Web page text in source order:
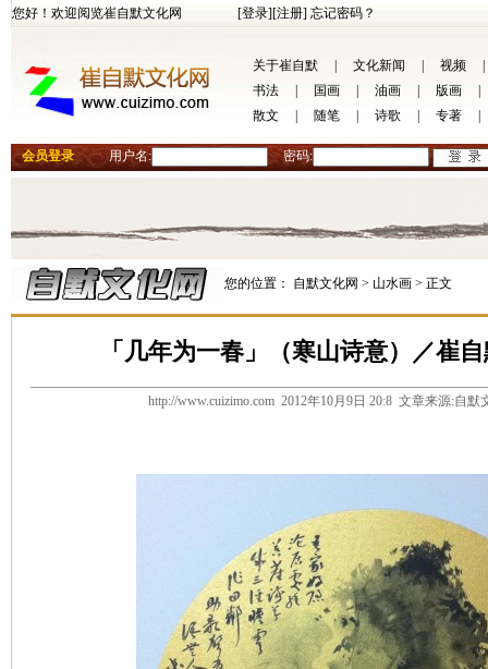
您好！欢迎阅览崔自默文化网 [登录][注册] 忘记密码？
关于崔自默 文化新闻 视频
书法
国画 油画 版画
散文
随笔 诗歌 专著
会员登录 用户名: 密码:
您的位置： 自默文化网 > 山水画 > 正文
「几年为一春」（寒山诗意）／崔
http://www.cuizimo.com 2012年10月9日 20:8 文章来源:自